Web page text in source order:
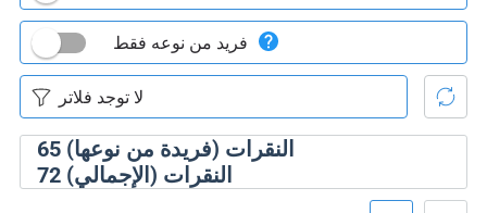
65 النقرات (فريدة من نوعها)
72 النقرات (الإجمالي)
فريد من نوعه فقط